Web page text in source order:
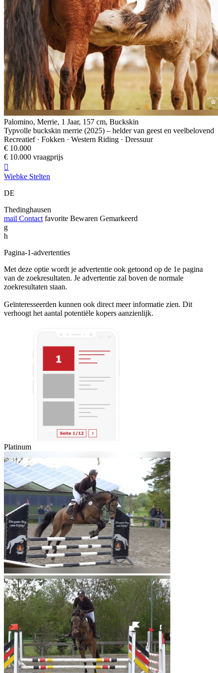
Palomino, Merrie, 1 Jaar, 157 cm, Buckskin
Typvolle buckskin merrie (2025) – helder van geest en veelbelovend
Recreatief · Fokken · Western Riding · Dressuur
€ 10.000
€ 10.000 vraagprijs

Wiebke Stelten
DE
Thedinghausen
mail Contact favorite Bewaren Gemarkeerd
g
h
Pagina-1-advertenties
Met deze optie wordt je advertentie ook getoond op de 1e pagina
van de zoekresultaten. Je advertentie zal boven de normale
zoekresultaten staan.
Geïnteresseerden kunnen ook direct meer informatie zien. Dit
verhoogt het aantal potentiële kopers aanzienlijk.
Platinum